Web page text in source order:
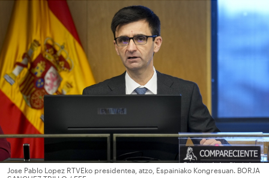
Jose Pablo Lopez RTVEko presidentea, atzo, Espainiako Kongresuan. BORJA